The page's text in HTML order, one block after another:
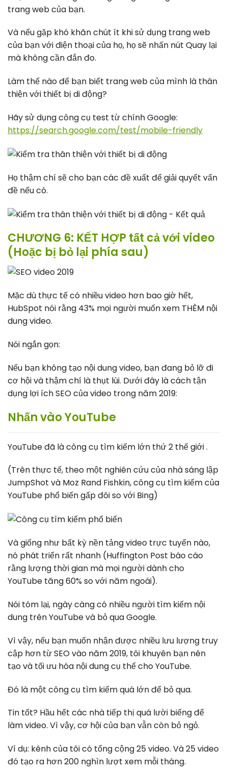
trang web của bạn.
Và nếu gặp khó khăn chút ít khi sử dụng trang web
của bạn với điện thoại của họ, họ sẽ nhấn nút Quay lại
mà không cần đắn đo.
Làm thế nào để bạn biết trang web của mình là thân
thiện với thiết bị di động?
Hãy sử dụng công cụ test từ chính Google:
https://search.google.com/test/mobile-friendly
Họ thậm chí sẽ cho bạn các đề xuất để giải quyết vấn
đề nếu có.
CHƯƠNG 6: KẾT HỢP tất cả với video
(Hoặc bị bỏ lại phía sau)
Mặc dù thực tế có nhiều video hơn bao giờ hết,
HubSpot nói rằng 43% mọi người muốn xem THÊM nội
dung video.
Nói ngắn gọn:
Nếu bạn không tạo nội dung video, bạn đang bỏ lỡ đi
cơ hội và thậm chí là thụt lùi. Dưới đây là cách tận
dụng lợi ích SEO của video trong năm 2019:
Nhấn vào YouTube
YouTube đã là công cụ tìm kiếm lớn thứ 2 thế giới .
(Trên thực tế, theo một nghiên cứu của nhà sáng lập
JumpShot và Moz Rand Fishkin, công cụ tìm kiếm của
YouTube phổ biến gấp đôi so với Bing)
Và giống như bất kỳ nền tảng video trực tuyến nào,
nó phát triển rất nhanh (Huffington Post báo cáo
rằng lượng thời gian mà mọi người dành cho
YouTube tăng 60% so với năm ngoái).
Nói tóm lại, ngày càng có nhiều người tìm kiếm nội
dung trên YouTube và bỏ qua Google.
Vì vậy, nếu bạn muốn nhận được nhiều lưu lượng truy
cập hơn từ SEO vào năm 2019, tôi khuyên bạn nên
tạo và tối ưu hóa nội dung cụ thể cho YouTube.
Đó là một công cụ tìm kiếm quá lớn để bỏ qua.
Tin tốt? Hầu hết các nhà tiếp thị quá lười biếng để
làm video. Vì vậy, cơ hội của bạn vẫn còn bỏ ngỏ.
Ví dụ: kênh của tôi có tổng cộng 25 video. Và 25 video
đó tạo ra hơn 200 nghìn lượt xem mỗi tháng.